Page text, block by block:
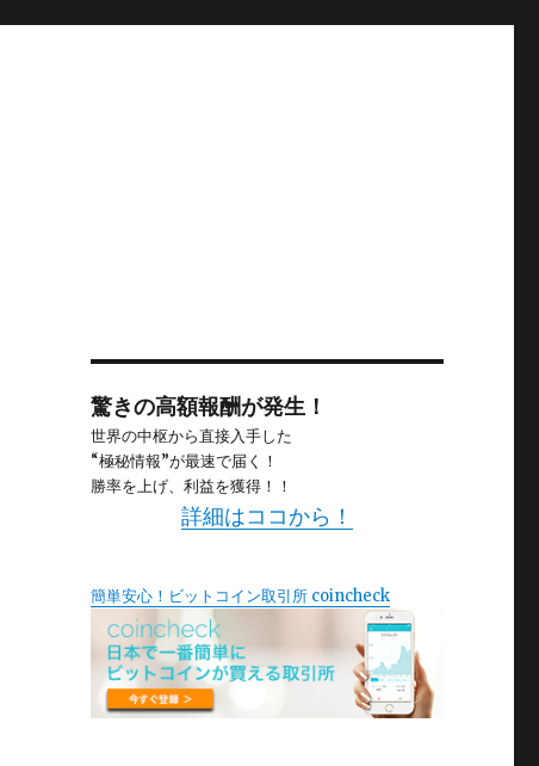
驚きの高額報酬が発生！
世界の中枢から直接入手した
“極秘情報”が最速で届く！
勝率を上げ、利益を獲得！！
詳細はココから！
簡単安心！ビットコイン取引所 coincheck